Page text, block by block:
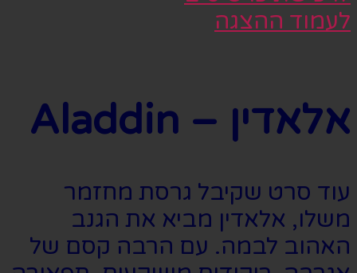
לעמוד ההצגה
אלאדין – Aladdin
עוד סרט שקיבל גרסת מחזמר
משלו, אלאדין מביא את הגנב
האהוב לבמה. עם הרבה קסם של